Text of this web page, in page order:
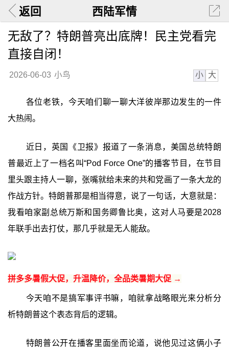
返回 西陆军情
无敌了？特朗普亮出底牌！民主党看完
直接自闭！
2026-06-03 小鸟 小 大
各位老铁，今天咱们聊一聊大洋彼岸那边发生的一件
大热闹。
近日，英国《卫报》报道了一条消息，美国总统特朗
普最近上了一档名叫“Pod Force One”的播客节目，在节目
里头跟主持人一聊，张嘴就给未来的共和党画了一条大龙的
作战方针。特朗普那是相当得意，说了一句话，大意就是：
我看咱家副总统万斯和国务卿鲁比奥，这对人马要是2028
年联手出去打仗，那几乎就是无人能敌。
拼多多暑假大促，升温降价，全品类暑期大促 →
今天咱不是搞军事评书嘛，咱就拿战略眼光来分析分
析特朗普这个表态背后的逻辑。
特朗普公开在播客里面坐而论道，说他见过这俩小子